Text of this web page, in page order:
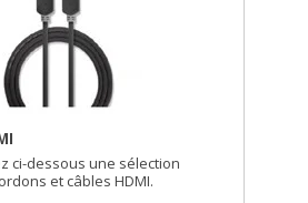
ci-dessous une sélection
et câbles HDMI.